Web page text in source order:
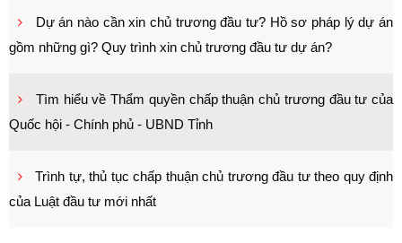
Dự án nào cần xin chủ trương đầu tư? Hồ sơ pháp lý dự án
gồm những gì? Quy trình xin chủ trương đầu tư dự án?
Tìm hiểu về Thẩm quyền chấp thuận chủ trương đầu tư của
Quốc hội - Chính phủ - UBND Tỉnh
Trình tự, thủ tục chấp thuận chủ trương đầu tư theo quy định
của Luật đầu tư mới nhất